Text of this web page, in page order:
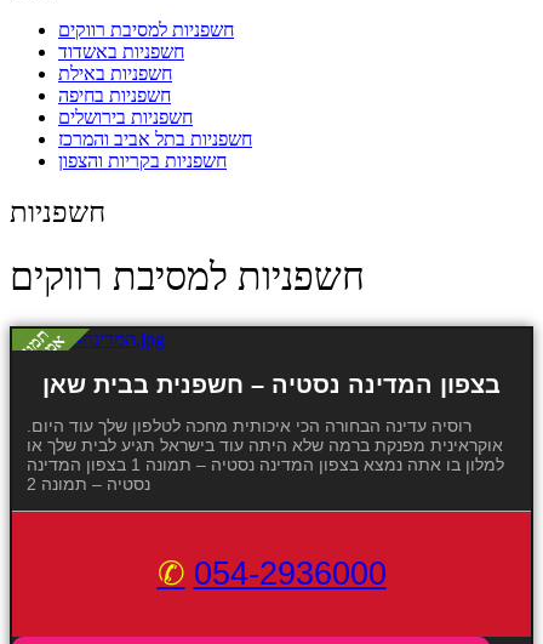
חשפניות למסיבת רווקים
חשפניות באשדוד
חשפניות באילת
חשפניות בחיפה
חשפניות בירושלים
חשפניות בתל אביב והמרכז
חשפניות בקריות והצפון
חשפניות
חשפניות למסיבת רווקים
בצפון המדינה נסטיה – חשפנית בבית שאן
רוסיה עדינה הבחורה הכי איכותית מחכה לטלפון שלך עוד היום.
אוקראינית מפנקת ברמה שלא היתה עוד בישראל תגיע לבית שלך או
למלון בו אתה נמצא בצפון המדינה נסטיה – תמונה 1 בצפון המדינה
נסטיה – תמונה 2
054-2936000